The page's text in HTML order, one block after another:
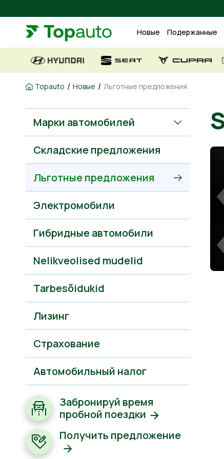
Новые Подержанные
Topauto / Новые / Льготные предложения
Марки автомобилей
Складские предложения
Льготные предложения
Электромобили
Гибридные автомобили
Nelikveolised mudelid
Tarbesõidukid
Лизинг
Cтрахование
Автомобильный налог
Забронируй время
пробной поездки
Получить предложение